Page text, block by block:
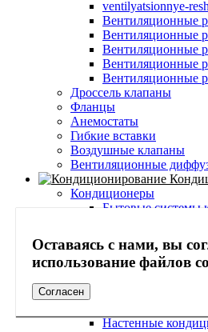
Оставаясь с нами, вы
использование файлов
Согласен
ventilyatsionnye-
Вентиляционные
Вентиляционные
Вентиляционные
Вентиляционные
Вентиляционные
Дроссель клапаны
Фланцы
Анемостаты
Гибкие вставки
Воздушные клапаны
Вентиляционные
Кондиционеры
Бытовые системы
Мультизональные
Настенные